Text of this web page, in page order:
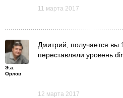
11 марта 2017
Э.а.
Орлов
Дмитрий, получается вы
переставляли уровень
12 марта 2017